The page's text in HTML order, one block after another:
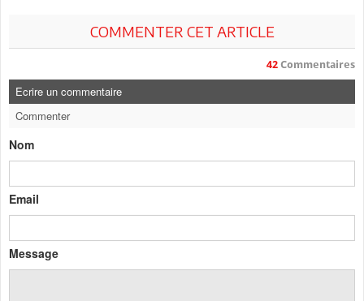
COMMENTER CET ARTICLE
42 Commentaires
Ecrire un commentaire
Commenter
Nom
Email
Message